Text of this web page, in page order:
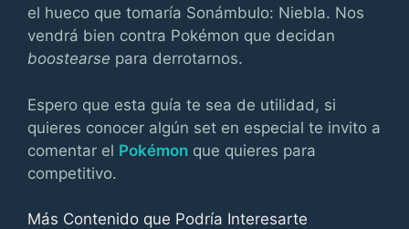
el hueco que tomaría Sonámbulo: Niebla. Nos
vendrá bien contra Pokémon que decidan
boostearse para derrotarnos.
Espero que esta guía te sea de utilidad, si
quieres conocer algún set en especial te invito a
comentar el Pokémon que quieres para
competitivo.
Más Contenido que Podría Interesarte